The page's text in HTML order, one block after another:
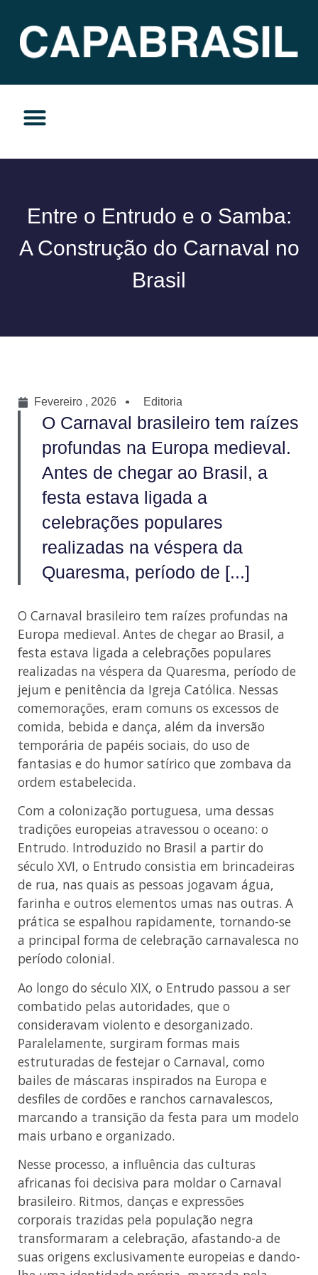
Entre o Entrudo e o Samba:
A Construção do Carnaval no
Brasil
Fevereiro , 2026 Editoria
O Carnaval brasileiro tem raízes
profundas na Europa medieval.
Antes de chegar ao Brasil, a
festa estava ligada a
celebrações populares
realizadas na véspera da
Quaresma, período de [...]
O Carnaval brasileiro tem raízes profundas na
Europa medieval. Antes de chegar ao Brasil, a
festa estava ligada a celebrações populares
realizadas na véspera da Quaresma, período de
jejum e penitência da Igreja Católica. Nessas
comemorações, eram comuns os excessos de
comida, bebida e dança, além da inversão
temporária de papéis sociais, do uso de
fantasias e do humor satírico que zombava da
ordem estabelecida.
Com a colonização portuguesa, uma dessas
tradições europeias atravessou o oceano: o
Entrudo. Introduzido no Brasil a partir do
século XVI, o Entrudo consistia em brincadeiras
de rua, nas quais as pessoas jogavam água,
farinha e outros elementos umas nas outras. A
prática se espalhou rapidamente, tornando-se
a principal forma de celebração carnavalesca no
período colonial.
Ao longo do século XIX, o Entrudo passou a ser
combatido pelas autoridades, que o
consideravam violento e desorganizado.
Paralelamente, surgiram formas mais
estruturadas de festejar o Carnaval, como
bailes de máscaras inspirados na Europa e
desfiles de cordões e ranchos carnavalescos,
marcando a transição da festa para um modelo
mais urbano e organizado.
Nesse processo, a influência das culturas
africanas foi decisiva para moldar o Carnaval
brasileiro. Ritmos, danças e expressões
corporais trazidas pela população negra
transformaram a celebração, afastando-a de
suas origens exclusivamente europeias e dando-